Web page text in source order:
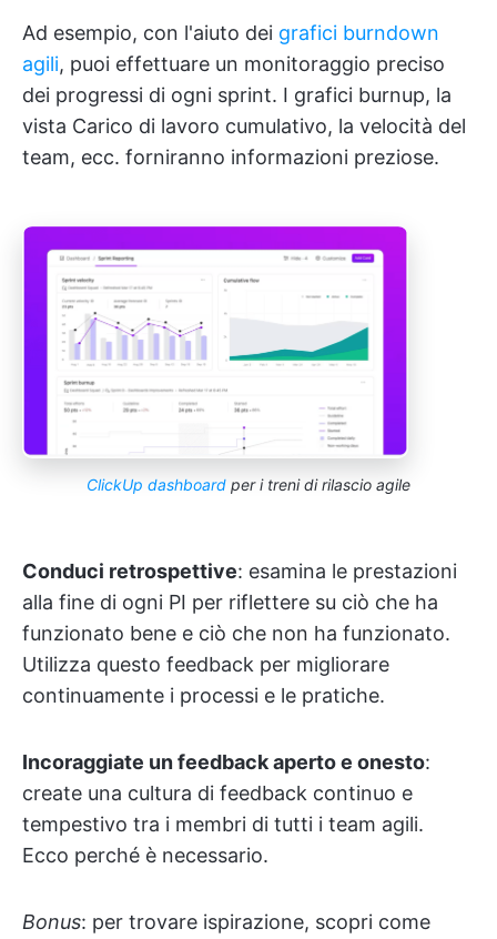
Ad esempio, con l'aiuto dei grafici burndown
agili, puoi effettuare un monitoraggio preciso
dei progressi di ogni sprint. I grafici burnup, la
vista Carico di lavoro cumulativo, la velocità del
team, ecc. forniranno informazioni preziose.
ClickUp dashboard per i treni di rilascio agile
Conduci retrospettive: esamina le prestazioni
alla fine di ogni PI per riflettere su ciò che ha
funzionato bene e ciò che non ha funzionato.
Utilizza questo feedback per migliorare
continuamente i processi e le pratiche.
Incoraggiate un feedback aperto e onesto:
create una cultura di feedback continuo e
tempestivo tra i membri di tutti i team agili.
Ecco perché è necessario.
Bonus: per trovare ispirazione, scopri come